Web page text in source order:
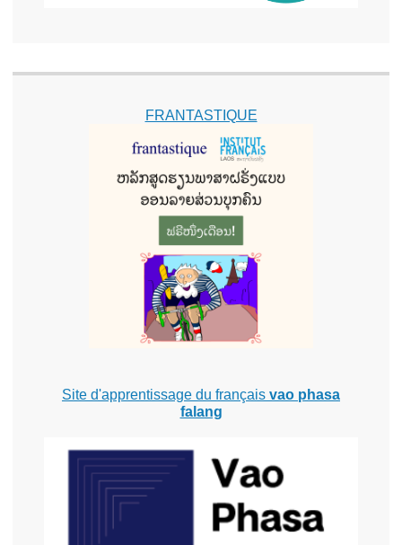
FRANTASTIQUE
Site d'apprentissage du français vao phasa
falang